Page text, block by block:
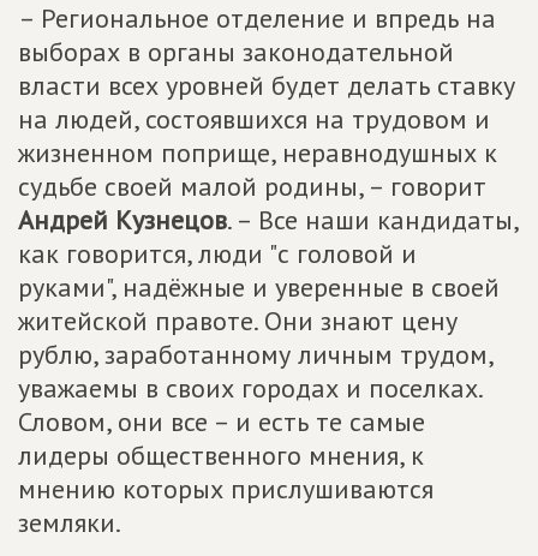
– Региональное отделение и впредь на
выборах в органы законодательной
власти всех уровней будет делать ставку
на людей, состоявшихся на трудовом и
жизненном поприще, неравнодушных к
судьбе своей малой родины, – говорит
Андрей Кузнецов. – Все наши кандидаты,
как говорится, люди "с головой и
руками", надёжные и уверенные в своей
житейской правоте. Они знают цену
рублю, заработанному личным трудом,
уважаемы в своих городах и поселках.
Словом, они все – и есть те самые
лидеры общественного мнения, к
мнению которых прислушиваются
земляки.